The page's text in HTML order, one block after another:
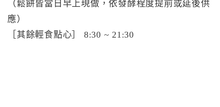
（鬆餅皆當日早上現做，依發酵程度提前或延後供
應）
［其餘輕食點心］ 8:30 ~ 21:30